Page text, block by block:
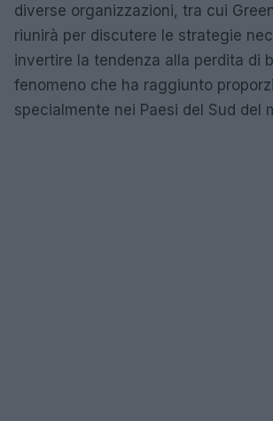
diverse organizzazioni, tra cui
riunirà per discutere le strategie
invertire la tendenza alla perdita di
fenomeno che ha raggiunto
specialmente nei Paesi del Sud del